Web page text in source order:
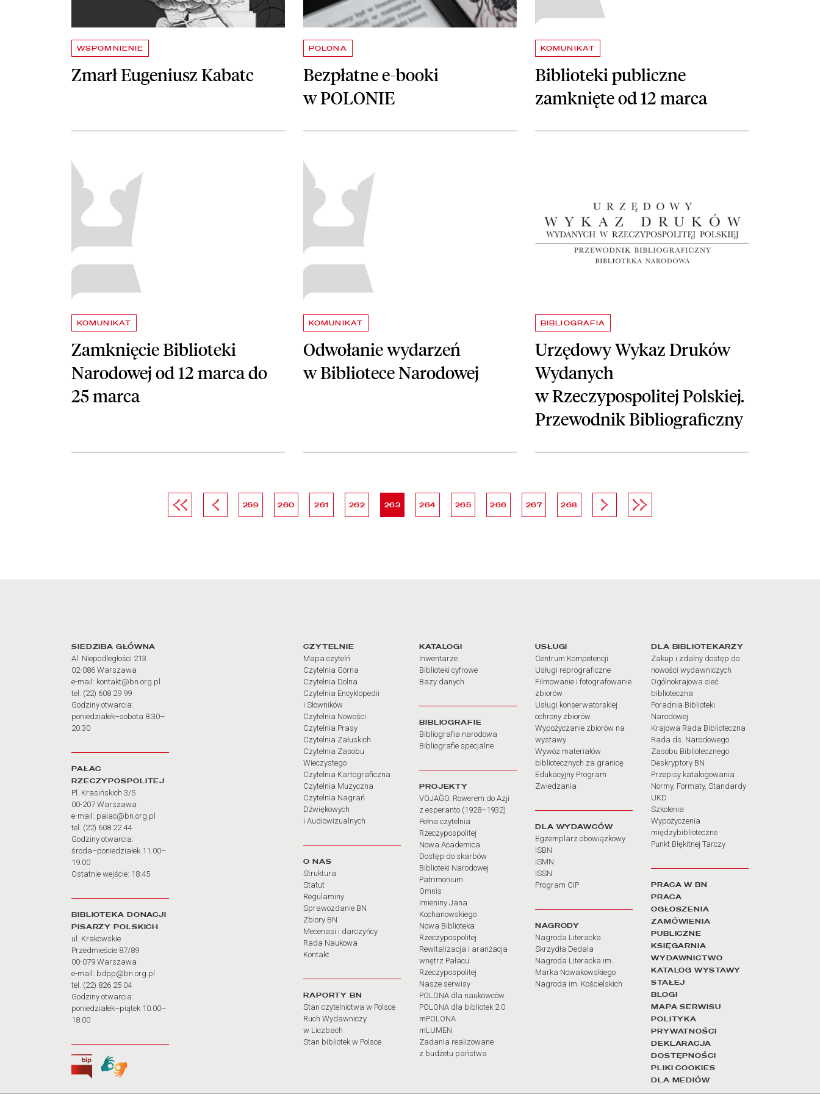
WSPOMNIENIE
Zmarł Eugeniusz Kabatc
POLONA
Bezpłatne e-booki
w POLONIE
KOMUNIKAT
Biblioteki publiczne
zamknięte od 12 marca
KOMUNIKAT
Zamknięcie Biblioteki
Narodowej od 12 marca do
25 marca
czytaj więcej o Zamknięcie Biblioteki Narodowej od 12 marca do 25 marca
KOMUNIKAT
Odwołanie wydarzeń
w Bibliotece Narodowej
czytaj więcej o Odwołanie wydarzeń w Bibliotece Narodowej
BIBLIOGRAFIA
Urzędowy Wykaz Druków
Wydanych
w Rzeczypospolitej Polskiej.
Przewodnik Bibliograficzny
Pierwsza stronaPoprzednia strona
strona
259 strona
260 strona
261 strona
262 strona
263 strona
264 strona
265 strona
266 strona
267 strona
268 Następna stronaOstatnia strona
Adres oraz godziny otwarcia
SIEDZIBA GŁÓWNA
Al. Niepodległości 213
02-086 Warszawa
e-mail: kontakt@bn.org.pl
tel. (22) 608 29 99
Godziny otwarcia:
poniedziałek–sobota 8.30–
20.30
PAŁAC
RZECZYPOSPOLITEJ
Pl. Krasińskich 3/5
00-207 Warszawa
e-mail: palac@bn.org.pl
tel. (22) 608 22 44
Godziny otwarcia:
środa–poniedziałek 11.00–
19.00
Ostatnie wejście: 18:45
BIBLIOTEKA DONACJI
PISARZY POLSKICH
ul. Krakowskie
Przedmieście 87/89
00-079 Warszawa
e-mail: bdpp@bn.org.pl
tel. (22) 826 25 04
Godziny otwarcia:
poniedziałek–piątek 10.00–
18.00
Biuletyn Informacji Publicznej
Tłumacz języka migowego
Linki do najważniejszych działów
CZYTELNIE
Mapa czytelń
Czytelnia Górna
Czytelnia Dolna
Czytelnia Encyklopedii
i Słowników
Czytelnia Nowości
Czytelnia Prasy
Czytelnia Załuskich
Czytelnia Zasobu
Wieczystego
Czytelnia Kartograficzna
Czytelnia Muzyczna
Czytelnia Nagrań
Dźwiękowych
i Audiowizualnych
O NAS
Struktura
Statut
Regulaminy
Sprawozdanie BN
Zbiory BN
Mecenasi i darczyńcy
Rada Naukowa
Kontakt
RAPORTY BN
Stan czytelnictwa w Polsce
Ruch Wydawniczy
w Liczbach
Stan bibliotek w Polsce
KATALOGI
Inwentarze
Biblioteki cyfrowe
Bazy danych
BIBLIOGRAFIE
Bibliografia narodowa
Bibliografie specjalne
PROJEKTY
VOJAĜO. Rowerem do Azji
z esperanto (1928–1932)
Pełna czytelnia
Rzeczypospolitej
Nowa Academica
Dostęp do skarbów
Biblioteki Narodowej
Patrimonium
Omnis
Imieniny Jana
Kochanowskiego
Nowa Biblioteka
Rzeczypospolitej
Rewitalizacja i aranżacja
wnętrz Pałacu
Rzeczypospolitej
Nasze serwisy
POLONA dla naukowców
POLONA dla bibliotek 2.0
mPOLONA
mLUMEN
Zadania realizowane
z budżetu państwa
USŁUGI
Centrum Kompetencji
Usługi reprograficzne
Filmowanie i fotografowanie
zbiorów
Usługi konserwatorskiej
ochrony zbiorów
Wypożyczanie zbiorów na
wystawy
Wywóz materiałów
bibliotecznych za granicę
Edukacyjny Program
Zwiedzania
DLA WYDAWCÓW
Egzemplarz obowiązkowy
ISBN
ISMN
ISSN
Program CIP
NAGRODY
Nagroda Literacka
Skrzydła Dedala
Nagroda Literacka im.
Marka Nowakowskiego
Nagroda im. Kościelskich
DLA BIBLIOTEKARZY
Zakup i zdalny dostęp do
nowości wydawniczych
Ogólnokrajowa sieć
biblioteczna
Poradnia Biblioteki
Narodowej
Krajowa Rada Biblioteczna
Rada ds. Narodowego
Zasobu Bibliotecznego
Deskryptory BN
Przepisy katalogowania
Normy, Formaty, Standardy
UKD
Szkolenia
Wypożyczenia
międzybiblioteczne
Punkt Błękitnej Tarczy
PRACA W BN
PRACA
OGŁOSZENIA
ZAMÓWIENIA
PUBLICZNE
KSIĘGARNIA
WYDAWNICTWO
KATALOG WYSTAWY
STAŁEJ
BLOGI
MAPA SERWISU
POLITYKA
PRYWATNOŚCI
DEKLARACJA
DOSTĘPNOŚCI
PLIKI COOKIES
DLA MEDIÓW